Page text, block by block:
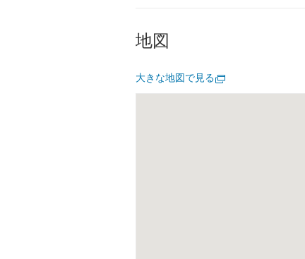
地図
大きな地図で見る